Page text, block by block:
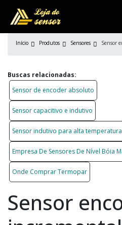
Início Produtos Sensores
Buscas relacionadas:
Sensor de encoder absoluto
Sensor capacitivo e indutivo
Sensor indutivo para alta temperatura
Empresa De Sensores De Nível Bóia
Onde Comprar Termopar
Sensor